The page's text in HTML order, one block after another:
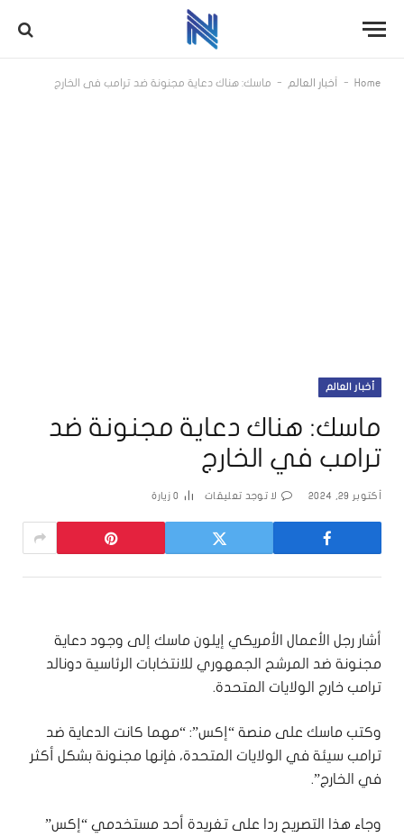
Home
- أخبار العالم - ماسك: هناك دعاية مجنونة ضد ترامب في الخارج
أخبار العالم
ماسك: هناك دعاية مجنونة ضد
ترامب في الخارج
أكتوبر 29, 2024 لا توجد تعليقات 0 زيارة
أشار رجل الأعمال الأمريكي إيلون ماسك إلى وجود دعاية
مجنونة ضد المرشح الجمهوري للانتخابات الرئاسية دونالد
ترامب خارج الولايات المتحدة.
وكتب ماسك على منصة “إكس”: “مهما كانت الدعاية ضد
ترامب سيئة في الولايات المتحدة، فإنها مجنونة بشكل أكثر
في الخارج”.
وجاء هذا التصريح ردا على تغريدة أحد مستخدمي “إكس”